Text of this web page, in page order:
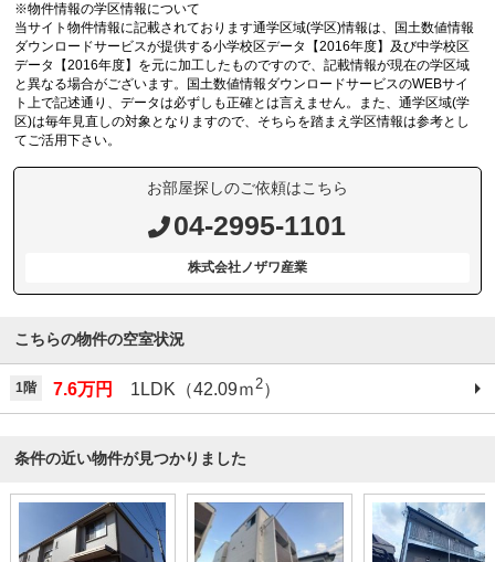
※物件情報の学区情報について
当サイト物件情報に記載されております通学区域(学区)情報は、国土数値情報
ダウンロードサービスが提供する小学校区データ【2016年度】及び中学校区
データ【2016年度】を元に加工したものですので、記載情報が現在の学区域
と異なる場合がございます。国土数値情報ダウンロードサービスのWEBサイ
ト上で記述通り、データは必ずしも正確とは言えません。また、通学区域(学
区)は毎年見直しの対象となりますので、そちらを踏まえ学区情報は参考とし
てご活用下さい。
お部屋探しのご依頼はこちら
04-2995-1101
株式会社ノザワ産業
こちらの物件の空室状況
1階 7.6万円 1LDK（42.09ｍ2）
条件の近い物件が見つかりました